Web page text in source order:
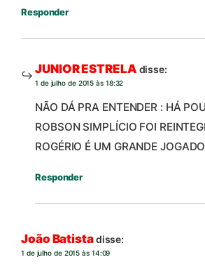
Responder
JUNIOR ESTRELA disse:
1 de julho de 2015 às 18:32
NÃO DÁ PRA ENTENDER : HÁ
ROBSON SIMPLÍCIO FOI
ROGÉRIO É UM GRANDE
Responder
João Batistadisse:
1 de julho de 2015 às 14:09